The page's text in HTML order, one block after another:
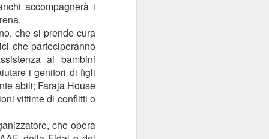
accompagnerà i
che si prende cura
che parteciperanno
ai bambini
i genitori di figli
abili; Faraja House
vittime di conflitti o
che opera